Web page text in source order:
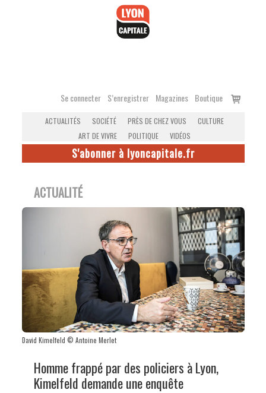
Se connecter S’enregistrer Magazines Boutique
Voir
ACTUALITÉS SOCIÉTÉ PRÈS DE CHEZ VOUS
CULTURE
ART DE VIVRE
POLITIQUE VIDÉOS
S'abonner à lyoncapitale.fr
ACTUALITÉ
David Kimelfeld © Antoine Merlet
Homme frappé par des policiers à Lyon,
Kimelfeld demande une enquête